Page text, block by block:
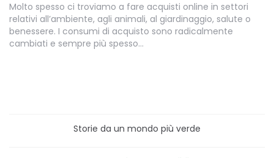
Molto spesso ci troviamo a fare acquisti online in settori
relativi all’ambiente, agli animali, al giardinaggio, salute o
benessere. I consumi di acquisto sono radicalmente
cambiati e sempre più spesso…
Storie da un mondo più verde